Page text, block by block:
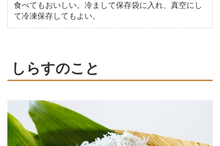
食べてもおいしい。冷まして保存袋に入れ、真空にし
て冷凍保存してもよい。
しらすのこと